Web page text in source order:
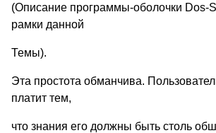
(Описание программы-оболочки Dos-
рамки данной
Темы).
Эта простота обманчива.
платит тем,
что знания его должны быть столь